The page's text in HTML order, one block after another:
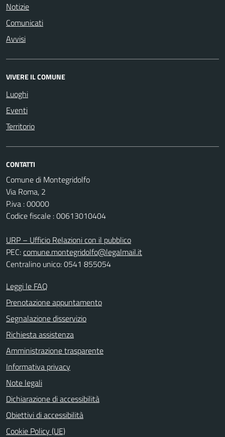
Notizie
Comunicati
Avvisi
VIVERE IL COMUNE
Luoghi
Eventi
Territorio
CONTATTI
Comune di Montegridolfo
Via Roma, 2
P.iva : 00000
Codice fiscale : 00613010404
URP – Ufficio Relazioni con il pubblico
PEC:comune.montegridolfo@legalmail.it
Centralino unico: 0541 855054
Leggi le FAQ
Prenotazione appuntamento
Segnalazione disservizio
Richiesta assistenza
Amministrazione trasparente
Informativa privacy
Note legali
Dichiarazione di accessibilità
Obiettivi di accessibilità
Cookie Policy (UE)